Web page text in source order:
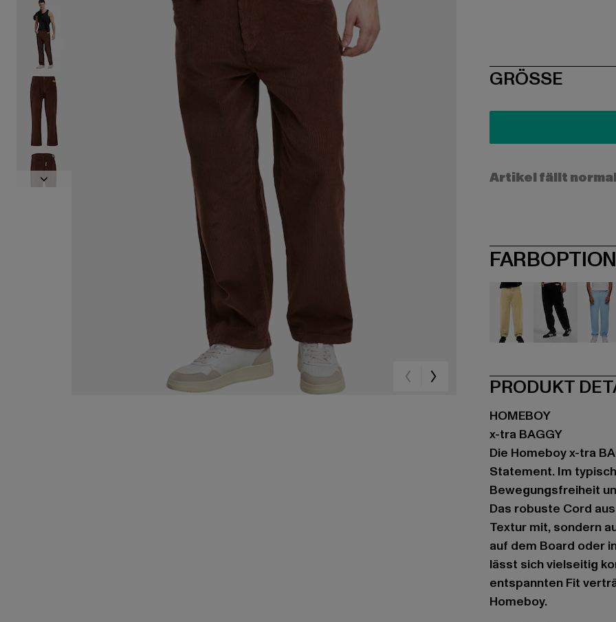
SIZE
GRÖSSE
Artikel fällt
PRODUKT
HOMEBOY
x-tra BAGGY
Die Homeboy x-tra
Statement. Im
Bewegungsfreiheit
Das robuste Cord
Textur mit, sondern
auf dem Board oder
lässt sich vielseitig
entspannten Fit
Homeboy.